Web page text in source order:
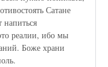
Сатане
реалии, ибо мы
Боже храни